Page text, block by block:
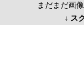
まだまだ画
↓ ス